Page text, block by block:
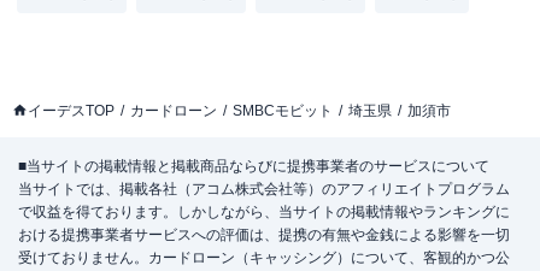
イーデスTOP カードローン SMBCモビット 埼玉県 加須市
■当サイトの掲載情報と掲載商品ならびに提携事業者のサービスについて
当サイトでは、掲載各社（アコム株式会社等）のアフィリエイトプログラム
で収益を得ております。しかしながら、当サイトの掲載情報やランキングに
おける提携事業者サービスへの評価は、提携の有無や金銭による影響を一切
受けておりません。カードローン（キャッシング）について、客観的かつ公